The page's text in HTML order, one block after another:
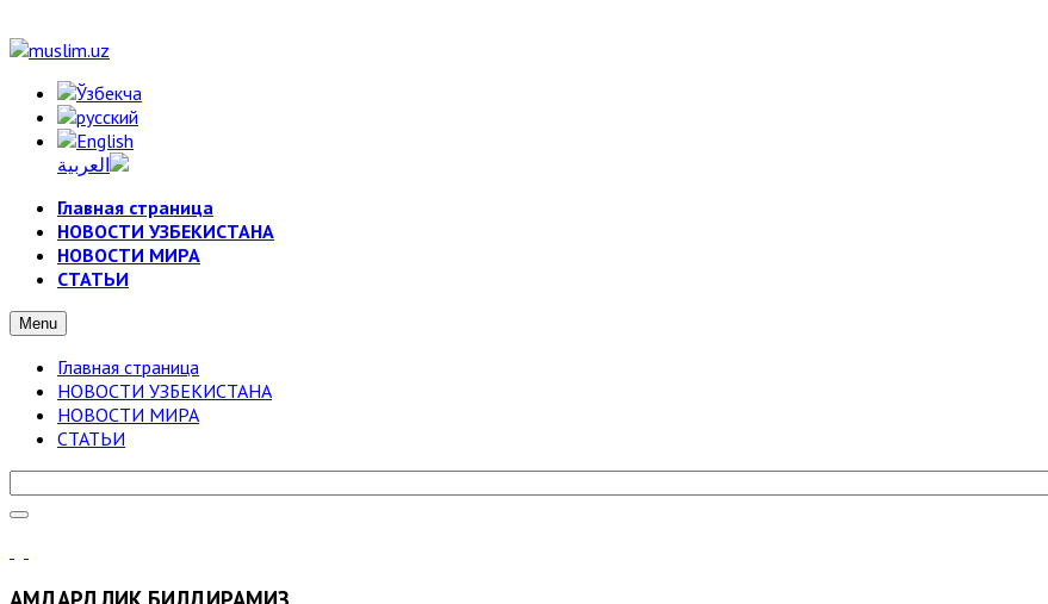
Главная страница
НОВОСТИ УЗБЕКИСТАНА
НОВОСТИ МИРА
СТАТЬИ
Menu
Главная страница
НОВОСТИ УЗБЕКИСТАНА
НОВОСТИ МИРА
СТАТЬИ